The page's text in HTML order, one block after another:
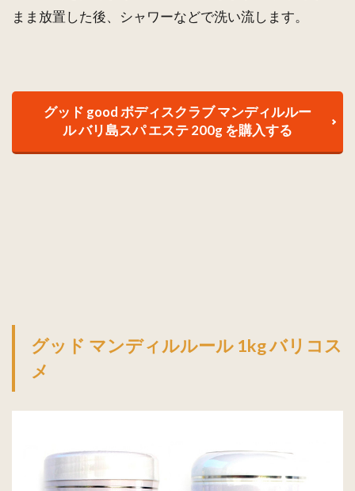
お得
グッ
good
テ商
品２
個 お
セッ
まま放置した後、シャワーなどで洗い流します。
グッド good ボディスクラブ マンディルルー
ル バリ島スパ エステ 200g を購入する
グッド マンディルルール 1kg バリコス
メ